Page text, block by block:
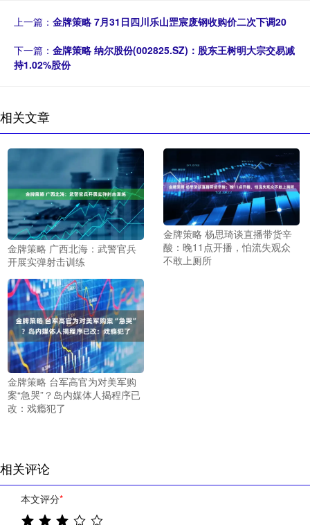
上一篇： 金牌策略 7月31日四川乐山罡宸废钢收购价二次下调20
下一篇： 金牌策略 纳尔股份(002825.SZ)：股东王树明大宗交易减
持1.02%股份
相关文章
金牌策略 广西北海：武警官兵
开展实弹射击训练
金牌策略 杨思琦谈直播带货辛
酸：晚11点开播，怕流失观众
不敢上厕所
金牌策略 台军高官为对美军购
案“急哭”？岛内媒体人揭程序已
改：戏瘾犯了
相关评论
本文评分*